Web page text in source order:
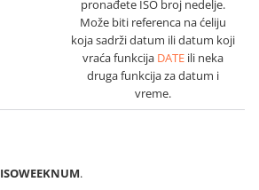
pronađete ISO broj nedelje.
Može biti referenca na ćeliju
koja sadrži datum ili datum koji
vraća funkcija DATEili neka
druga funkcija za datum i
vreme.
ISOWEEKNUM.